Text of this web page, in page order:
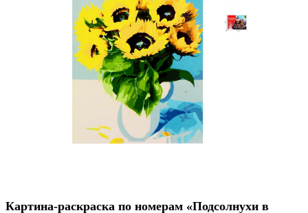
Картина-раскраска по номерам «Подсолнухи в